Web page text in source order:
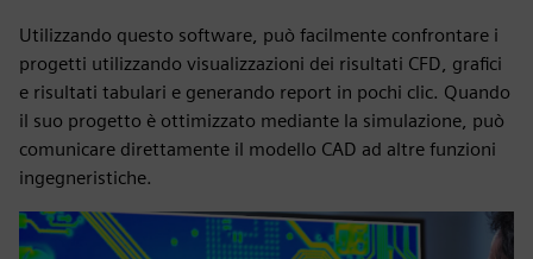
Utilizzando questo software, può facilmente confrontare i
progetti utilizzando visualizzazioni dei risultati CFD, grafici
e risultati tabulari e generando report in pochi clic. Quando
il suo progetto è ottimizzato mediante la simulazione, può
comunicare direttamente il modello CAD ad altre funzioni
ingegneristiche.